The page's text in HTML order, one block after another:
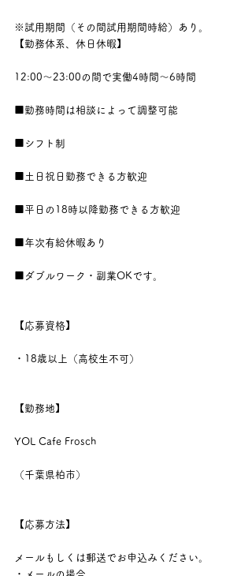
※試用期間（その間試用期間時給）あり。
【勤務体系、休日休暇】
12:00〜23:00の間で実働4時間〜6時間
■勤務時間は相談によって調整可能
■シフト制
■土日祝日勤務できる方歓迎
■平日の18時以降勤務できる方歓迎
■年次有給休暇あり
■ダブルワーク・副業OKです。
【応募資格】
・18歳以上（高校生不可）
【勤務地】
YOL Cafe Frosch
（千葉県柏市）
【応募方法】
メールもしくは郵送でお申込みください。
・メールの場合